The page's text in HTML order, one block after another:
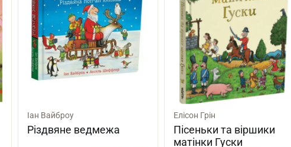
Іан Вайброу
Різдвяне ведмежа
Елісон Грін
Пісеньки та віршики
матінки Гуски